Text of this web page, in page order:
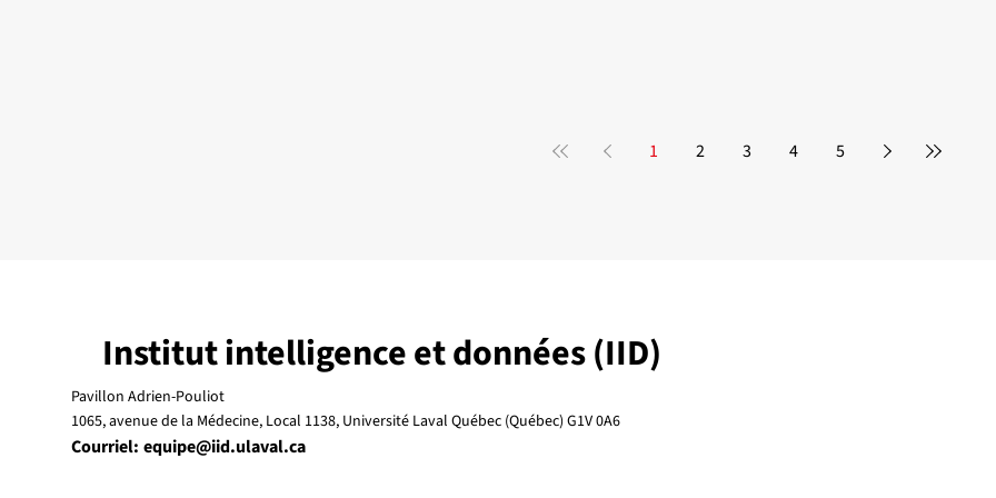
1 2 3 4 5
Institut intelligence et données (IID)
Pavillon Adrien-Pouliot
1065, avenue de la Médecine, Local 1138, Université Laval Québec (Québec) G1V 0A6
Courriel: equipe@iid.ulaval.ca